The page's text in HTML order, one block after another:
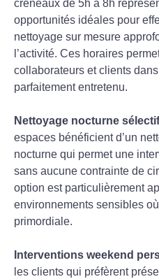
créneaux de 5h à 8h
opportunités idéales pour
nettoyage sur mesure
l’activité. Ces horaires
collaborateurs et clients
parfaitement entretenu.
Nettoyage nocturne sélectif
espaces bénéficient d’un
nocturne qui permet une
sans aucune contrainte de
option est particulièrement
environnements sensibles
primordiale.
Interventions weekend
les clients qui préfèrent